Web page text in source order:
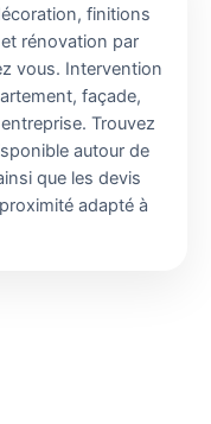
finitions
rénovation par
vous. Intervention
façade,
Trouvez
autour de
que les devis
adapté à